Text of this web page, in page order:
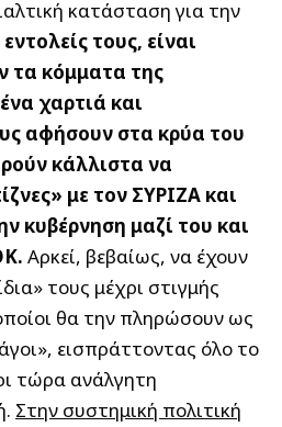
κατάσταση για την
τους, είναι
τα κόμματα της
χαρτιά και
αφήσουν στα κρύα του
κάλλιστα να
με τον ΣΥΡΙΖΑ και
κυβέρνηση μαζί του και
Αρκεί, βεβαίως, να έχουν
τους μέχρι στιγμής
θα την πληρώσουν ως
εισπράττοντας όλο το
τώρα ανάλγητη
Στην συστημική πολιτική